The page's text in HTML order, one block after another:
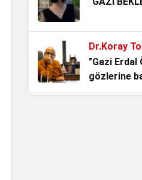
Bankalar
Milleti
Dr.Koray
"Gazi Erdal
gözlerine
lazım"